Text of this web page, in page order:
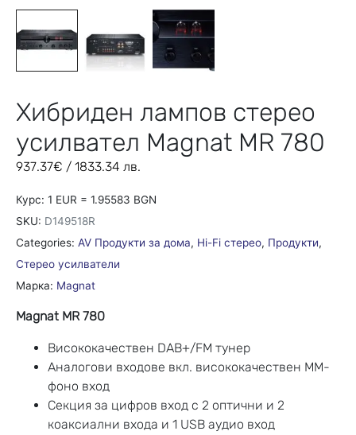
Хибриден лампов стерео
усилвател Magnat MR 780
937.37€ / 1833.34 лв.
Курс: 1 EUR = 1.95583 BGN
SKU: D149518R
Categories: AV Продукти за дома, Hi-Fi стерео, Продукти,
Стерео усилватели
Марка: Magnat
Magnat MR 780
Висококачествен DAB+/FM тунер
Аналогови входове вкл. висококачествен MM-
фоно вход
Секция за цифров вход с 2 оптични и 2
коаксиални входа и 1 USB аудио вход